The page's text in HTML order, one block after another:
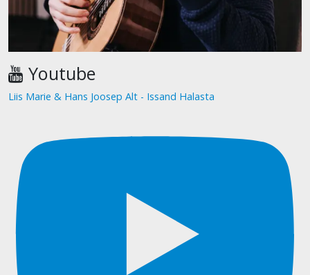
Youtube
Liis Marie & Hans Joosep Alt - Issand Halasta